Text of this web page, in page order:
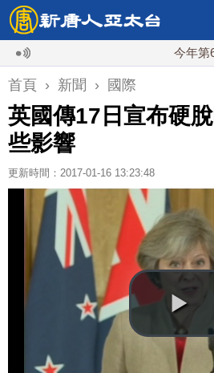
今年第6次！
首頁 › 新聞 › 國際
英國傳17日宣布硬
些影響
更新時間：2017-01-16 13:23:48